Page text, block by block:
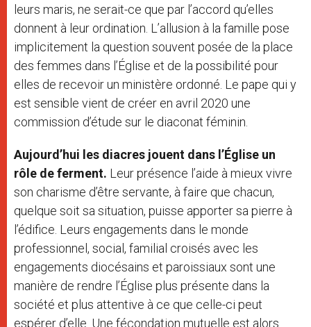
leurs maris, ne serait-ce que par l’accord qu’elles
donnent à leur ordination. L’allusion à la famille pose
implicitement la question souvent posée de la place
des femmes dans l’Église et de la possibilité pour
elles de recevoir un ministère ordonné. Le pape qui y
est sensible vient de créer en avril 2020 une
commission d’étude sur le diaconat féminin.
Aujourd’hui les diacres jouent dans l’Église un
rôle de ferment. Leur présence l’aide à mieux vivre
son charisme d’être servante, à faire que chacun,
quelque soit sa situation, puisse apporter sa pierre à
l’édifice. Leurs engagements dans le monde
professionnel, social, familial croisés avec les
engagements diocésains et paroissiaux sont une
manière de rendre l’Église plus présente dans la
société et plus attentive à ce que celle-ci peut
espérer d’elle. Une fécondation mutuelle est alors